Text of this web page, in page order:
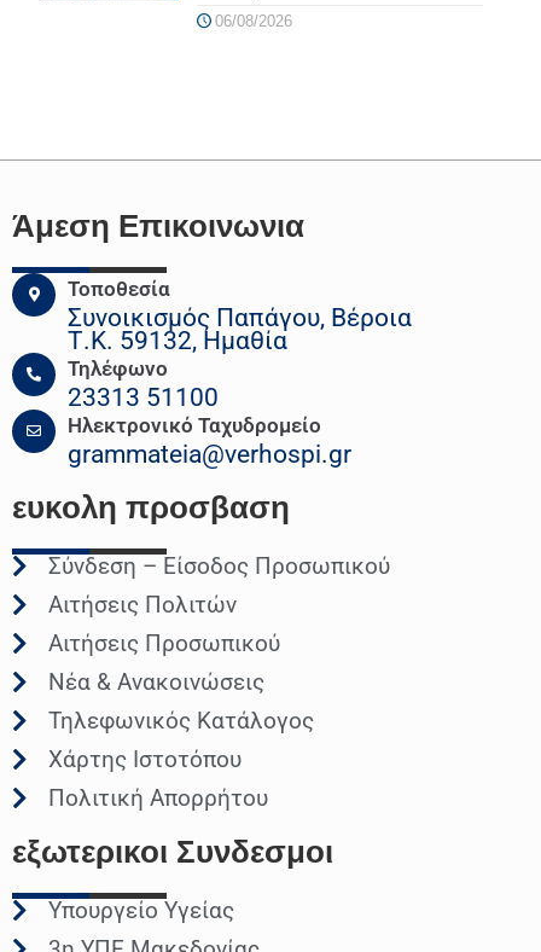
06/08/2026
Άμεση Επικοινωνια
Τοποθεσία
Συνοικισμός Παπάγου, Βέροια
Τ.Κ. 59132, Ημαθία
Τηλέφωνο
23313 51100
Ηλεκτρονικό Ταχυδρομείο
grammateia@verhospi.gr
ευκολη προσβαση
Σύνδεση – Είσοδος Προσωπικού
Αιτήσεις Πολιτών
Αιτήσεις Προσωπικού
Νέα & Ανακοινώσεις
Τηλεφωνικός Κατάλογος
Χάρτης Ιστοτόπου
Πολιτική Απορρήτου
εξωτερικοι Συνδεσμοι
Υπουργείο Υγείας